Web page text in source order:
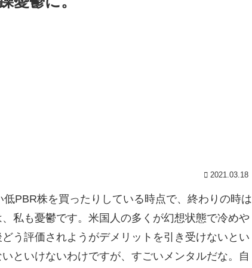
2021.03.18
PBR株を買ったりしている時点で、終わりの時は
私も憂鬱です。米国人の多くが幻想状態で冷めや
う評価されようがデメリットを引き受けないとい
といけないわけですが、すごいメンタルだな。自